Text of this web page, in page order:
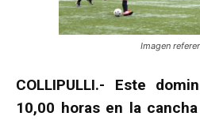
Imagen
COLLIPULLI.- Este
10,00 horas en la